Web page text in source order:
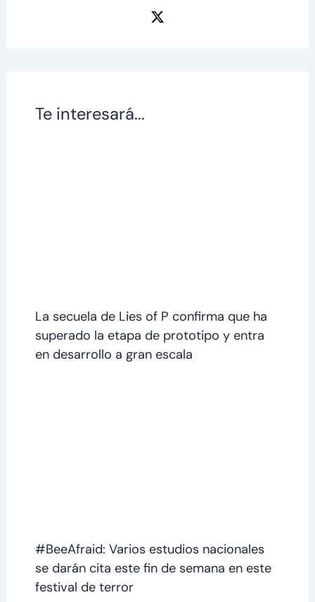
Te interesará...
La secuela de Lies of P confirma que ha
superado la etapa de prototipo y entra
en desarrollo a gran escala
#BeeAfraid: Varios estudios nacionales
se darán cita este fin de semana en este
festival de terror